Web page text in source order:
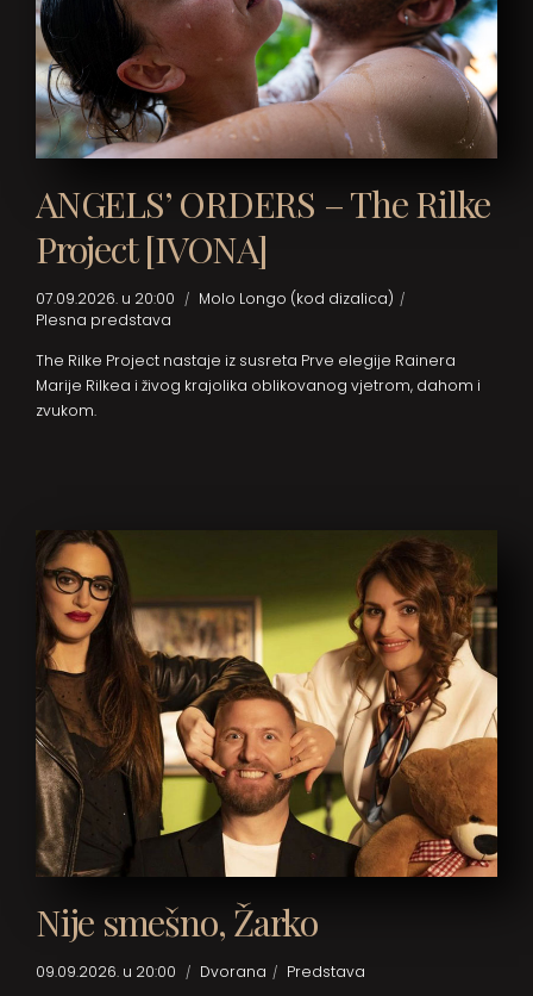
ANGELS’ ORDERS – The Rilke
Project [IVONA]
07.09.2026. u 20:00
Molo Longo (kod dizalica)
Plesna predstava
The Rilke Project nastaje iz susreta Prve elegije Rainera
Marije Rilkea i živog krajolika oblikovanog vjetrom, dahom i
zvukom.
Nije smešno, Žarko
09.09.2026. u 20:00 Dvorana
Predstava